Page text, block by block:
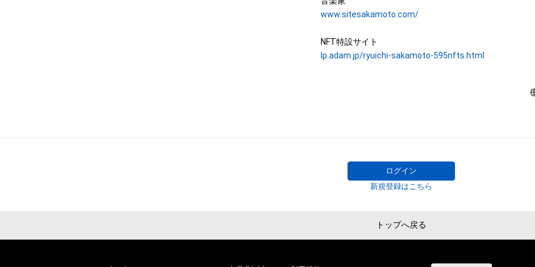
“Merry Christmas Mr. Lawrence” by Ryuichi Sakamoto
One of Ryuichi Sakamoto’s signature pieces, “Merry
in 2021. The 595 music notes of the melody on the
each bar, composing a total of 595 notes from 96 bars.
complete only when all 595 music notes are gathered.
Furthermore, the owners of this collectible NFT item
for “NFT for the rights to obtain “Merry Christmas Mr.
ンパイル及びリバースエンジニアリングを含みますが、こ
ん。)を行うことはできません。
株式会社幻冬舎は、本ＮＦＴ等について、事実上または法
性、信頼性、正確性、完全性、有効性、特定の目的への適合
購入者等が使用するコンピューター、回線、ソフトウェア
上記にかかわらず、消費者契約法の適用その他の理由に
れる場合、株式会社幻冬舎の責任は、債務不履行または不
幻冬舎が最初に購入者から販売代金として受領した金額
www.sitesakamoto.com/
lp.adam.jp/ryuichi-sakamoto-595nfts.html
ログイン
新規登録はこちら
トップへ戻る